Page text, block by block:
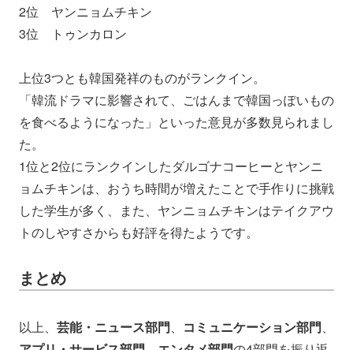
2位 ヤンニョムチキン
3位 トゥンカロン
上位3つとも韓国発祥のものがランクイン。
「韓流ドラマに影響されて、ごはんまで韓国っぽいもの
を食べるようになった」といった意見が多数見られまし
た。
1位と2位にランクインしたダルゴナコーヒーとヤンニ
ョムチキンは、おうち時間が増えたことで手作りに挑戦
した学生が多く、また、ヤンニョムチキンはテイクアウ
トのしやすさからも好評を得たようです。
まとめ
以上、 芸能・ニュース部門、 コミュニケーション部門、